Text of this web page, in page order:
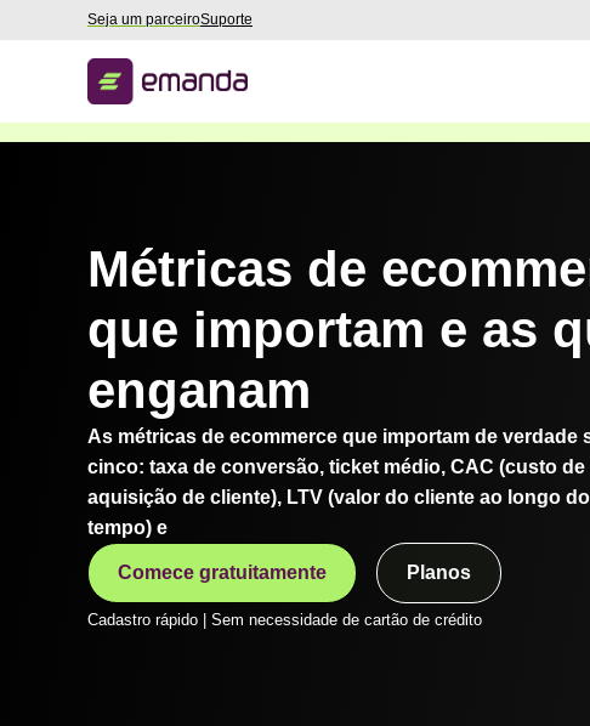
Seja um parceiroSuporte
Métricas de
que importam e as
enganam
As métricas de ecommerce que importam de verdade
cinco: taxa de conversão, ticket médio, CAC (custo de
aquisição de cliente), LTV (valor do cliente ao longo do
tempo) e
Comece gratuitamente Planos
Cadastro rápido | Sem necessidade de cartão de crédito